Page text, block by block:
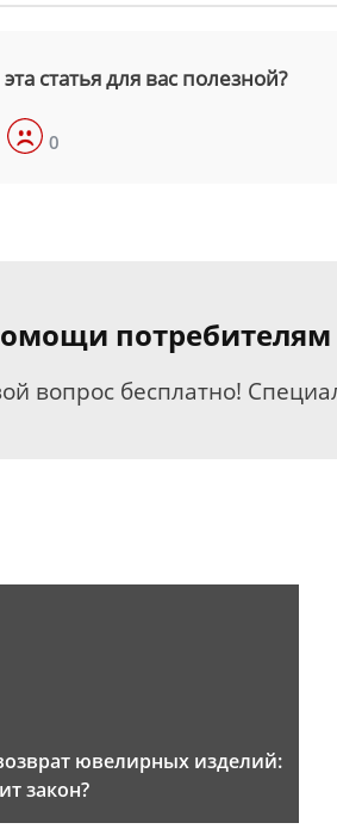
статья для вас полезной?
0
потребителям
вопрос бесплатно!
ювелирных изделий:
закон?